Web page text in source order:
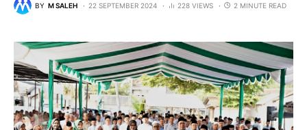
BY M SALEH 22 SEPTEMBER 2024 228 VIEWS 2 MINUTE READ